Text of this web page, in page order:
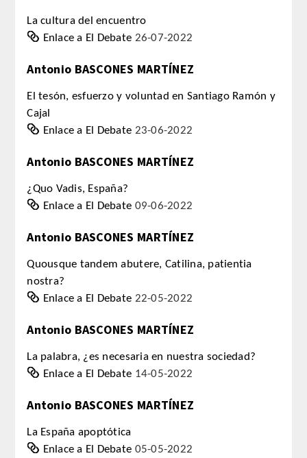
HONOR
CORRESPONDIENTES EXTRANJEROS
HISTÓRICO DE ACADÉMICOS
Correspondientes
ACTIVIDADES
ANALES
La cultura del encuentro
Enlace a El Debate 26-07-2022
Antonio BASCONES MARTÍNEZ
El tesón, esfuerzo y voluntad en Santiago Ramón y
Cajal
Enlace a El Debate 23-06-2022
Antonio BASCONES MARTÍNEZ
¿Quo Vadis, España?
Enlace a El Debate 09-06-2022
Antonio BASCONES MARTÍNEZ
Quousque tandem abutere, Catilina, patientia
nostra?
Enlace a El Debate 22-05-2022
Antonio BASCONES MARTÍNEZ
La palabra, ¿es necesaria en nuestra sociedad?
Enlace a El Debate 14-05-2022
Antonio BASCONES MARTÍNEZ
La España apoptótica
Enlace a El Debate 05-05-2022